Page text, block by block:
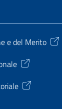
e del Merito